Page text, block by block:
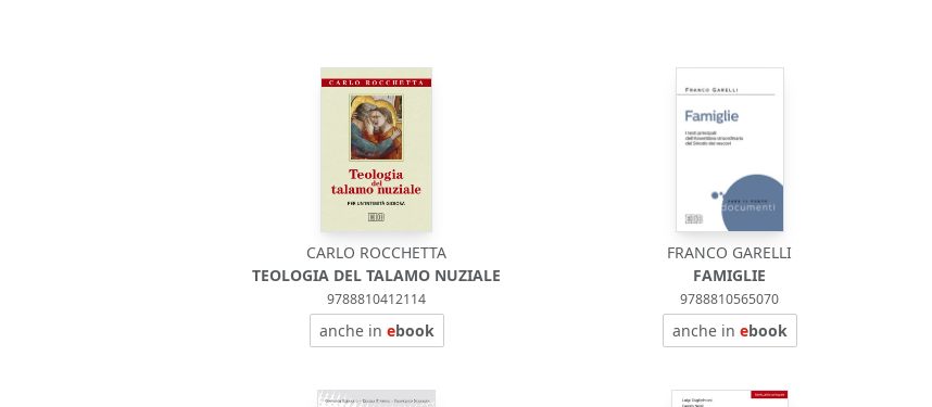
CARLO ROCCHETTA
TEOLOGIA DEL TALAMO NUZIALE
9788810412114
anche in ebook
FRANCO GARELLI
FAMIGLIE
9788810565070
anche in ebook